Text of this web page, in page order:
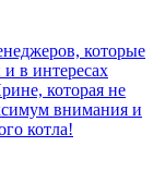
которые
в интересах
которая не
внимания и
котла!